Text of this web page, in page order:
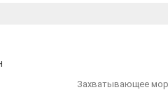
Захватывающее